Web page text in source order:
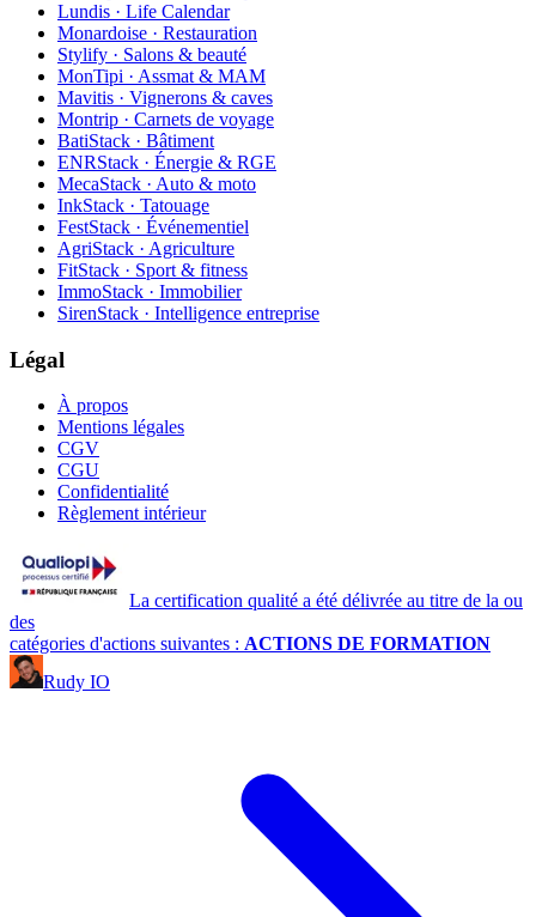
Lundis · Life Calendar
Monardoise · Restauration
Stylify · Salons & beauté
MonTipi · Assmat & MAM
Mavitis · Vignerons & caves
Montrip · Carnets de voyage
BatiStack · Bâtiment
ENRStack · Énergie & RGE
MecaStack · Auto & moto
InkStack · Tatouage
FestStack · Événementiel
AgriStack · Agriculture
FitStack · Sport & fitness
ImmoStack · Immobilier
SirenStack · Intelligence entreprise
Légal
À propos
Mentions légales
CGV
CGU
Confidentialité
Règlement intérieur
La certification qualité a été délivrée au titre de la ou
des
catégories d'actions suivantes : ACTIONS DE FORMATION
Rudy IO